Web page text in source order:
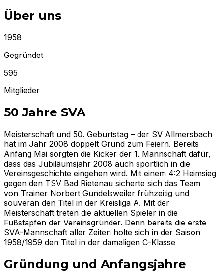
Über uns
1958
Gegründet
595
Mitglieder
50 Jahre SVA
Meisterschaft und 50. Geburtstag – der SV Allmersbach
hat im Jahr 2008 doppelt Grund zum Feiern. Bereits
Anfang Mai sorgten die Kicker der 1. Mannschaft dafür,
dass das Jubiläumsjahr 2008 auch sportlich in die
Vereinsgeschichte eingehen wird. Mit einem 4:2 Heimsieg
gegen den TSV Bad Rietenau sicherte sich das Team
von Trainer Norbert Gundelsweiler frühzeitig und
souverän den Titel in der Kreisliga A. Mit der
Meisterschaft treten die aktuellen Spieler in die
Fußstapfen der Vereinsgründer. Denn bereits die erste
SVA-Mannschaft aller Zeiten holte sich in der Saison
1958/1959 den Titel in der damaligen C-Klasse
Gründung und Anfangsjahre